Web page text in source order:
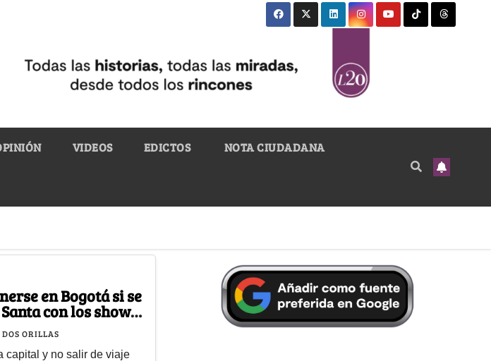
VIDEOS EDICTOS NOTA CIUDADANA
en Bogotá si se
con los shows
DOS ORILLAS
capital y no salir de viaje